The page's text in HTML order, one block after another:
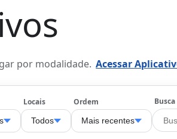
por modalidade. Acessar
Locais
Todos
Ordem
Mais recentes